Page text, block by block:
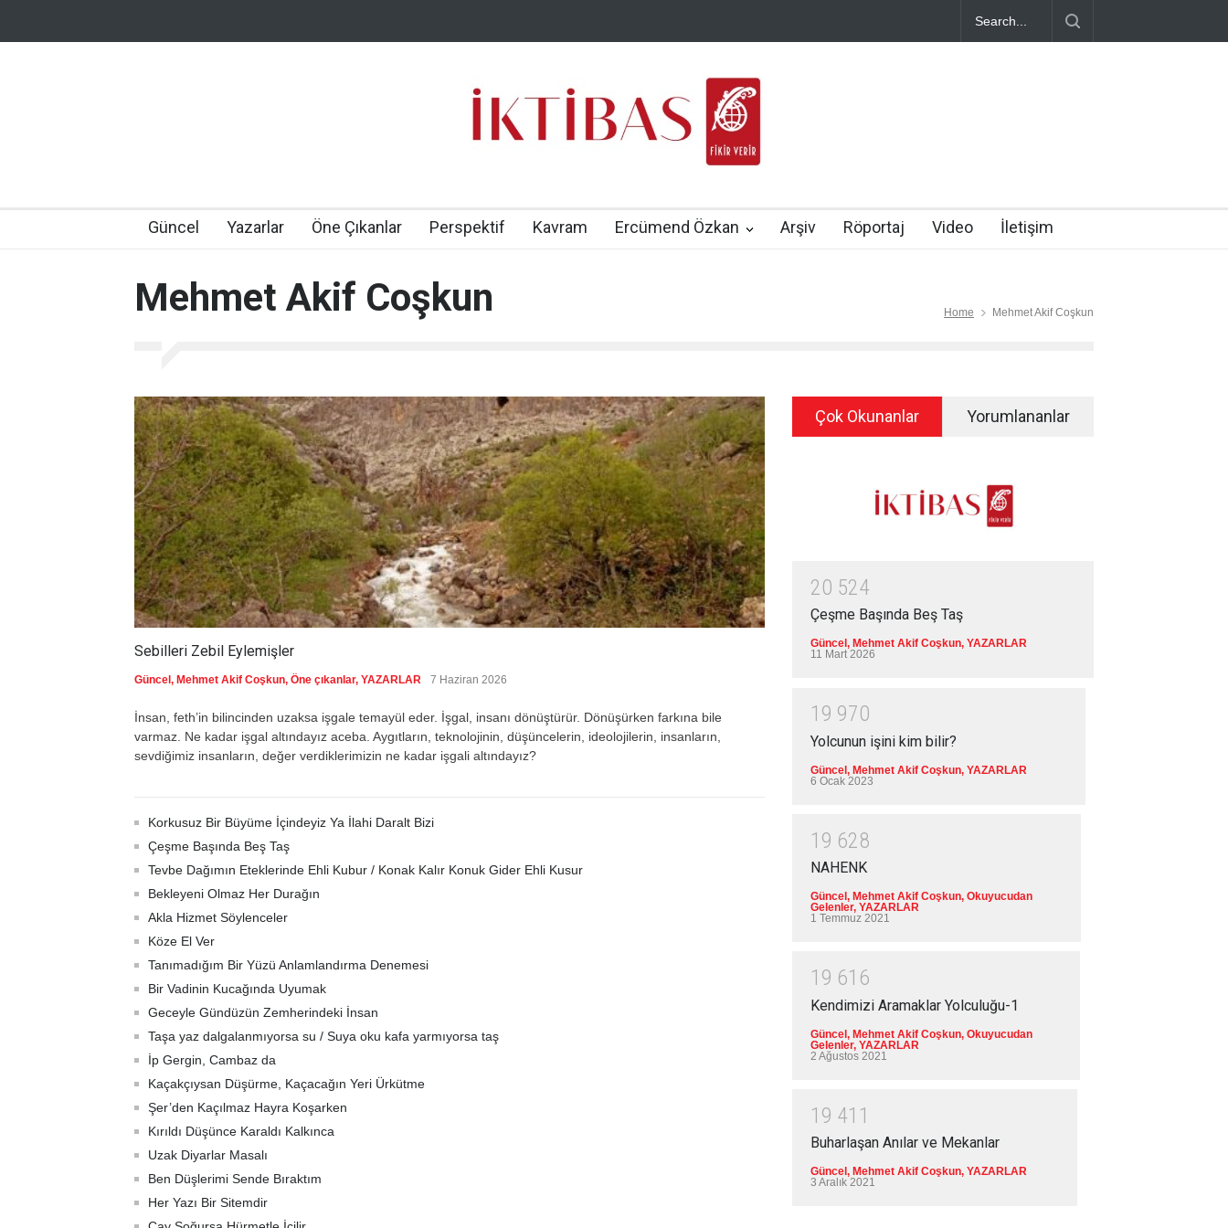
Güncel Yazarlar Öne Çıkanlar Perspektif Kavram Ercümend Özkan Arşiv Röportaj Video İletişim
Mehmet Akif Coşkun Home Mehmet Akif Coşkun
Sebilleri Zebil Eylemişler
Güncel , Mehmet Akif Coşkun, Öne çıkanlar, YAZARLAR 7 Haziran 2026
İnsan, feth’in bilincinden uzaksa işgale temayül eder. İşgal, insanı dönüştürür. Dönüşürken farkına bile
varmaz. Ne kadar işgal altındayız aceba. Aygıtların, teknolojinin, düşüncelerin, ideolojilerin, insanların,
sevdiğimiz insanların, değer verdiklerimizin ne kadar işgali altındayız?
Korkusuz Bir Büyüme İçindeyiz Ya İlahi Daralt Bizi
Çeşme Başında Beş Taş
Tevbe Dağımın Eteklerinde Ehli Kubur / Konak Kalır Konuk Gider Ehli Kusur
Bekleyeni Olmaz Her Durağın
Akla Hizmet Söylenceler
Köze El Ver
Tanımadığım Bir Yüzü Anlamlandırma Denemesi
Bir Vadinin Kucağında Uyumak
Geceyle Gündüzün Zemherindeki İnsan
Taşa yaz dalgalanmıyorsa su / Suya oku kafa yarmıyorsa taş
İp Gergin, Cambaz da
Kaçakçıysan Düşürme, Kaçacağın Yeri Ürkütme
Şer’den Kaçılmaz Hayra Koşarken
Kırıldı Düşünce Karaldı Kalkınca
Uzak Diyarlar Masalı
Ben Düşlerimi Sende Bıraktım
Her Yazı Bir Sitemdir
Çok Okunanlar Yorumlananlar
20 524
Çeşme Başında Beş Taş
Güncel , Mehmet Akif Coşkun, YAZARLAR
11 Mart 2026
1 9 970
Yolcunun işini kim bilir?
Güncel , Mehmet Akif Coşkun, YAZARLAR
6 Ocak 2023
1 9 628
NAHENK
Güncel , Mehmet Akif Coşkun, Okuyucudan
Gelenler, YAZARLAR
1 Temmuz 2021
1 9 61 6
Kendimizi Aramaklar Yolculuğu-1
Güncel , Mehmet Akif Coşkun, Okuyucudan
Gelenler, YAZARLAR
2 Ağustos 2021
1 9 41 1
Buharlaşan Anılar ve Mekanlar
Güncel , Mehmet Akif Coşkun, YAZARLAR
3 Aralık 2021